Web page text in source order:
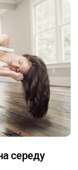
середу